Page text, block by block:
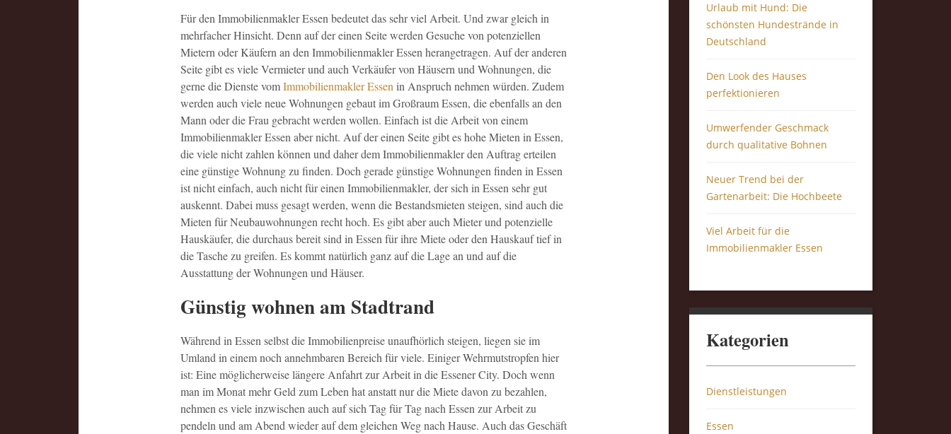
Für den Immobilienmakler Essen bedeutet das sehr viel Arbeit. Und zwar gleich in
mehrfacher Hinsicht. Denn auf der einen Seite werden Gesuche von potenziellen
Mietern oder Käufern an den Immobilienmakler Essen herangetragen. Auf der anderen
Seite gibt es viele Vermieter und auch Verkäufer von Häusern und Wohnungen, die
gerne die Dienste vomImmobilienmakler Essen in Anspruch nehmen würden. Zudem
werden auch viele neue Wohnungen gebaut im Großraum Essen, die ebenfalls an den
Mann oder die Frau gebracht werden wollen. Einfach ist die Arbeit von einem
Immobilienmakler Essen aber nicht. Auf der einen Seite gibt es hohe Mieten in Essen,
die viele nicht zahlen können und daher dem Immobilienmakler den Auftrag erteilen
eine günstige Wohnung zu finden. Doch gerade günstige Wohnungen finden in Essen
ist nicht einfach, auch nicht für einen Immobilienmakler, der sich in Essen sehr gut
auskennt. Dabei muss gesagt werden, wenn die Bestandsmieten steigen, sind auch die
Mieten für Neubauwohnungen recht hoch. Es gibt aber auch Mieter und potenzielle
Hauskäufer, die durchaus bereit sind in Essen für ihre Miete oder den Hauskauf tief in
die Tasche zu greifen. Es kommt natürlich ganz auf die Lage an und auf die
Ausstattung der Wohnungen und Häuser.
Günstig wohnen am Stadtrand
Während in Essen selbst die Immobilienpreise unaufhörlich steigen, liegen sie im
Umland in einem noch annehmbaren Bereich für viele. Einiger Wehrmutstropfen hier
ist: Eine möglicherweise längere Anfahrt zur Arbeit in die Essener City. Doch wenn
man im Monat mehr Geld zum Leben hat anstatt nur die Miete davon zu bezahlen,
nehmen es viele inzwischen auch auf sich Tag für Tag nach Essen zur Arbeit zu
pendeln und am Abend wieder auf dem gleichen Weg nach Hause. Auch das Geschäft
Urlaub mit Hund: Die
schönsten Hundestrände in
Deutschland
Den Look des Hauses
perfektionieren
Umwerfender Geschmack
durch qualitative Bohnen
Neuer Trend bei der
Gartenarbeit: Die Hochbeete
Viel Arbeit für die
Immobilienmakler Essen
Kategorien
Dienstleistungen
Essen